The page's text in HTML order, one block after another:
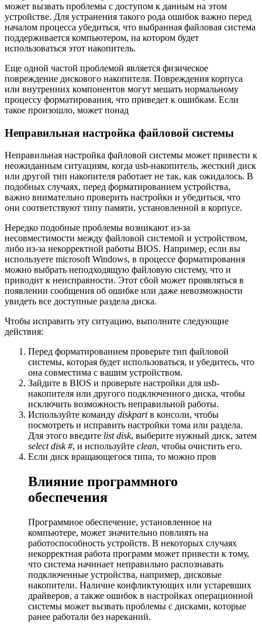
может вызвать проблемы с доступом к данным на этом
устройстве. Для устранения такого рода ошибок важно перед
началом процесса убедиться, что выбранная файловая система
поддерживается компьютером, на котором будет
использоваться этот накопитель.
Еще одной частой проблемой является физическое
повреждение дискового накопителя. Повреждения корпуса
или внутренних компонентов могут мешать нормальному
процессу форматирования, что приведет к ошибкам. Если
такое произошло, может понад
Неправильная настройка файловой системы
Неправильная настройка файловой системы может привести к
неожиданным ситуациям, когда usb-накопитель, жесткий диск
или другой тип накопителя работает не так, как ожидалось. В
подобных случаях, перед форматированием устройства,
важно внимательно проверить настройки и убедиться, что
они соответствуют типу памяти, установленной в корпусе.
Нередко подобные проблемы возникают из-за
несовместимости между файловой системой и устройством,
либо из-за некорректной работы BIOS. Например, если вы
используете microsoft Windows, в процессе форматирования
можно выбрать неподходящую файловую систему, что и
приводит к неисправности. Этот сбой может проявляться в
появлении сообщения об ошибке или даже невозможности
увидеть все доступные раздела диска.
Чтобы исправить эту ситуацию, выполните следующие
действия:
Перед форматированием проверьте тип файловой
системы, которая будет использоваться, и убедитесь, что
она совместима с вашим устройством.
Зайдите в BIOS и проверьте настройки для usb-
накопителя или другого подключенного диска, чтобы
исключить возможность неправильной работы.
Используйте команду diskpartв консоли, чтобы
посмотреть и исправить настройки тома или раздела.
Для этого введите list disk, выберите нужный диск, затем
select disk #, и используйте clean, чтобы очистить его.
Если диск вращающегося типа, то можно пров
Влияние программного
обеспечения
Программное обеспечение, установленное на
компьютере, может значительно повлиять на
работоспособность устройств. В некоторых случаях
некорректная работа программ может привести к тому,
что система начинает неправильно распознавать
подключенные устройства, например, дисковые
накопители. Наличие конфликтующих или устаревших
драйверов, а также ошибок в настройках операционной
системы может вызвать проблемы с дисками, которые
ранее работали без нареканий.